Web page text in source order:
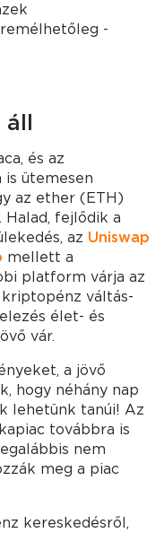
-
áll
és az
is ütemesen
az ether (ETH)
Halad, fejlődik a
az Uniswap
mellett a
platform várja az
váltás-
élet- és
vár.
a jövő
hogy néhány nap
lehetünk tanúi! Az
továbbra is
nem
meg a piac
kereskedésről,